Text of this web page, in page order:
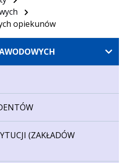
opiekunów
(ZAKŁADÓW